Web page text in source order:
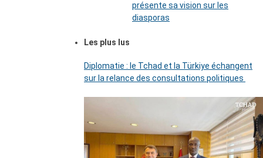
présente sa vision sur les
diasporas
Les plus lus
Diplomatie : le Tchad et la Türkiye échangent
sur la relance des consultations politiques